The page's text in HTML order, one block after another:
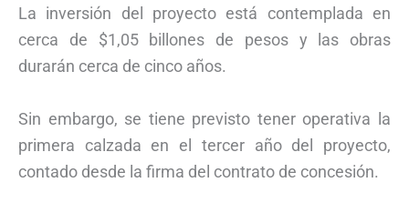
La inversión del proyecto está contemplada en
cerca de $1,05 billones de pesos y las obras
durarán cerca de cinco años.
Sin embargo, se tiene previsto tener operativa la
primera calzada en el tercer año del proyecto,
contado desde la firma del contrato de concesión.